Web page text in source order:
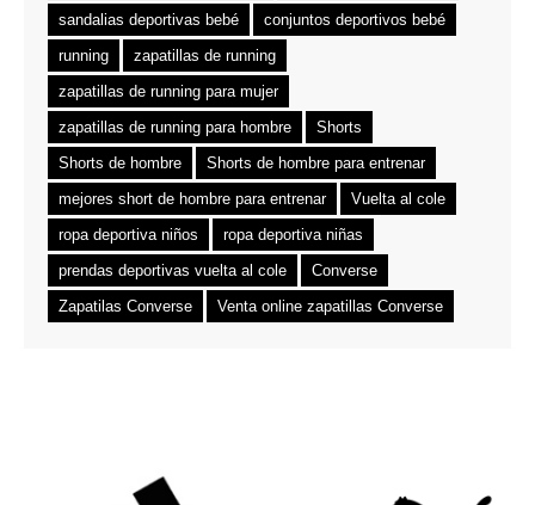
sandalias deportivas bebé
conjuntos deportivos bebé
running
zapatillas de running
zapatillas de running para mujer
zapatillas de running para hombre
Shorts
Shorts de hombre
Shorts de hombre para entrenar
mejores short de hombre para entrenar
Vuelta al cole
ropa deportiva niños
ropa deportiva niñas
prendas deportivas vuelta al cole
Converse
Zapatilas Converse
Venta online zapatillas Converse